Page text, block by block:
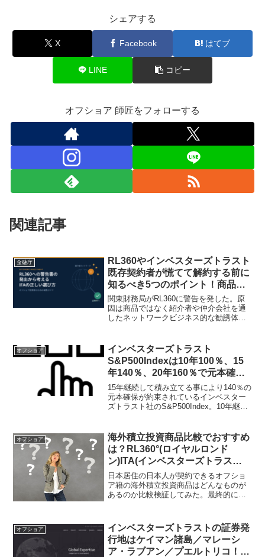
シェアする
X Facebook はてブ
LINE コピー
オフショア 師匠をフォローする
関連記事
金融庁
RL360やインベスターズトラスト
既存契約者が慌てて解約する前に
知るべき5つのポイント！商品で
なくIFAに問題があるのなら移管
すべし！
関東財務局がRL360に警告を発した。原
因は商品ではなく紹介者や仲介会社を通
したネットワークビジネス的な勧誘体制
応してくれるIFAへの移管を検討すべき。
インベスターズトラストも同様である。
オフショア
インベスターズトラスト
S&P500Indexは10年100％、15
年140％、20年160％で元本確保
のラインアップ！
15年継続して積み立てる事により140％の
元本確保が約束されているインベスター
ズトラスト社のS&P500Index。10年継続
になった。契約での注意点をまとめてみ
た。
オフショア
海外積立投資商品比較でおすすめ
は？RL360°(ロイヤルロンド
ン)ITA(インベスターズトラス
ト)Dominion Capital(ドミニオン
キャピタル)etc
日本居住の日本人が契約できるオフショ
ア籍の海外積立投資商品はどんなものが
あるのか比較検証してみた。最終的には
接繋がって直接話を聞き、直接サポート
を受けられる状態にしておく事が重要
だ。
オフショア
インベスターズトラストの証券発
行地はケイマン諸島／マレーシ
ア・ラブアン／プエルトリコ！